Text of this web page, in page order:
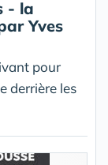
- la
Yves
pour
derrière les